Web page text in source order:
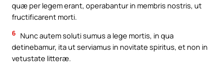
quæ per legem erant, operabantur in membris nostris, ut
fructificarent morti.
6 Nunc autem soluti sumus a lege mortis, in qua
detinebamur, ita ut serviamus in novitate spiritus, et non in
vetustate litteræ.